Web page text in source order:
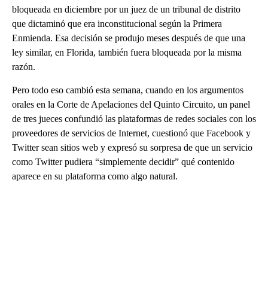
bloqueada en diciembre por un juez de un tribunal de distrito
que dictaminó que era inconstitucional según la Primera
Enmienda. Esa decisión se produjo meses después de que una
ley similar, en Florida, también fuera bloqueada por la misma
razón.
Pero todo eso cambió esta semana, cuando en los argumentos
orales en la Corte de Apelaciones del Quinto Circuito, un panel
de tres jueces confundió las plataformas de redes sociales con los
proveedores de servicios de Internet, cuestionó que Facebook y
Twitter sean sitios web y expresó su sorpresa de que un servicio
como Twitter pudiera “simplemente decidir” qué contenido
aparece en su plataforma como algo natural.